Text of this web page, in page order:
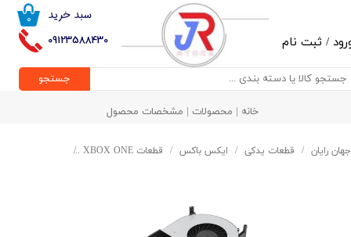
09123588430
۰ سبد خرید
/ ثبت نام
حساب کاربری من
تغییر گذر واژه
جستجو
خانه | محصولات | مشخصات محصول
جهان رایان قطعات یدکی ایکس باکس قطعات XBOX ONE